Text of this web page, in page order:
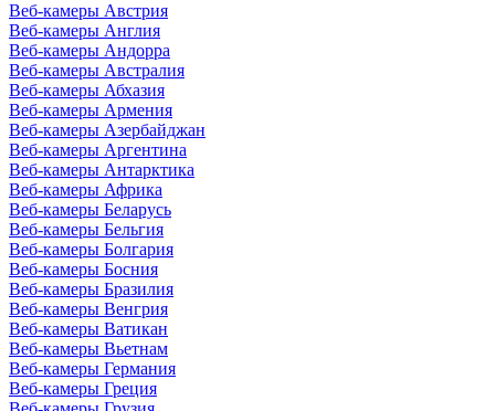
Веб-камеры Австрия
Веб-камеры Англия
Веб-камеры Андорра
Веб-камеры Австралия
Веб-камеры Абхазия
Веб-камеры Армения
Веб-камеры Азербайджан
Веб-камеры Аргентина
Веб-камеры Антарктика
Веб-камеры Африка
Веб-камеры Беларусь
Веб-камеры Бельгия
Веб-камеры Болгария
Веб-камеры Босния
Веб-камеры Бразилия
Веб-камеры Венгрия
Веб-камеры Ватикан
Веб-камеры Вьетнам
Веб-камеры Германия
Веб-камеры Греция